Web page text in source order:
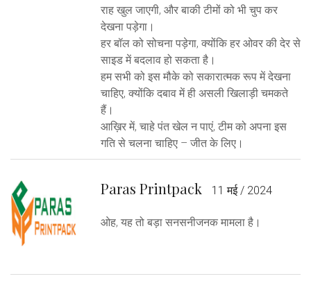
राह खुल जाएगी, और बाकी टीमों को भी चुप कर
देखना पड़ेगा।
हर बॉल को सोचना पड़ेगा, क्योंकि हर ओवर की देर से
साइड में बदलाव हो सकता है।
हम सभी को इस मौके को सकारात्मक रूप में देखना
चाहिए, क्योंकि दबाव में ही असली खिलाड़ी चमकते
हैं।
आख़िर में, चाहे पंत खेल न पाएं, टीम को अपना इस
गति से चलना चाहिए – जीत के लिए।
Paras Printpack 11 मई / 2024
ओह, यह तो बड़ा सनसनीजनक मामला है।